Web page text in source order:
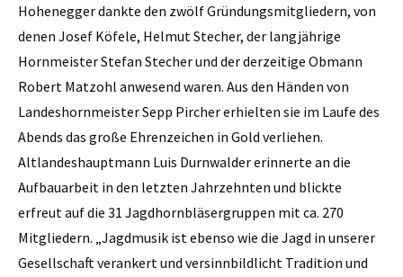
Hohenegger dankte den zwölf Gründungsmitgliedern, von
denen Josef Köfele, Helmut Stecher, der langjährige
Hornmeister Stefan Stecher und der derzeitige Obmann
Robert Matzohl anwesend waren. Aus den Händen von
Landeshornmeister Sepp Pircher erhielten sie im Laufe des
Abends das große Ehrenzeichen in Gold verliehen.
Altlandeshauptmann Luis Durnwalder erinnerte an die
Aufbauarbeit in den letzten Jahrzehnten und blickte
erfreut auf die 31 Jagdhornbläsergruppen mit ca. 270
Mitgliedern. „Jagdmusik ist ebenso wie die Jagd in unserer
Gesellschaft verankert und versinnbildlicht Tradition und